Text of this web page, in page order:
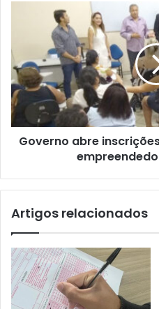
Governo abre
Artigos relacionados